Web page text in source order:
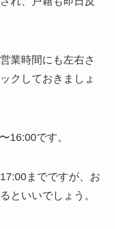
業時間にも左右さ
クしておきましょ
16:00です。
までですが、お
といいでしょう。